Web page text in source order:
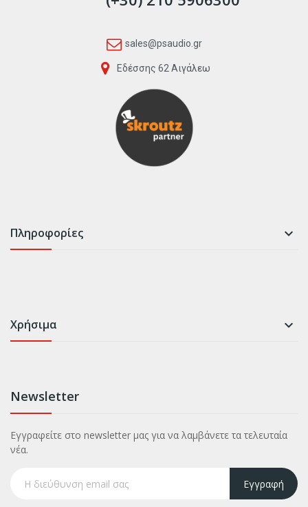
sales@psaudio.gr
Εδέσσης 62 Αιγάλεω
Πληροφορίες 
Χρήσιμα 
Newsletter
Εγγραφείτε στο newsletter μας για να λαμβάνετε τα τελευταία
νέα.
Εγγραφή